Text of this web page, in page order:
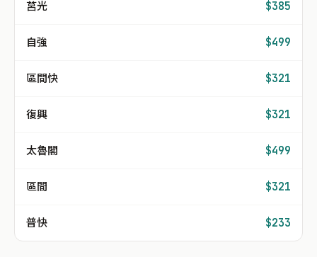
莒光 $385
自強 $499
區間快 $321
復興 $321
太魯閣 $499
區間 $321
普快 $233